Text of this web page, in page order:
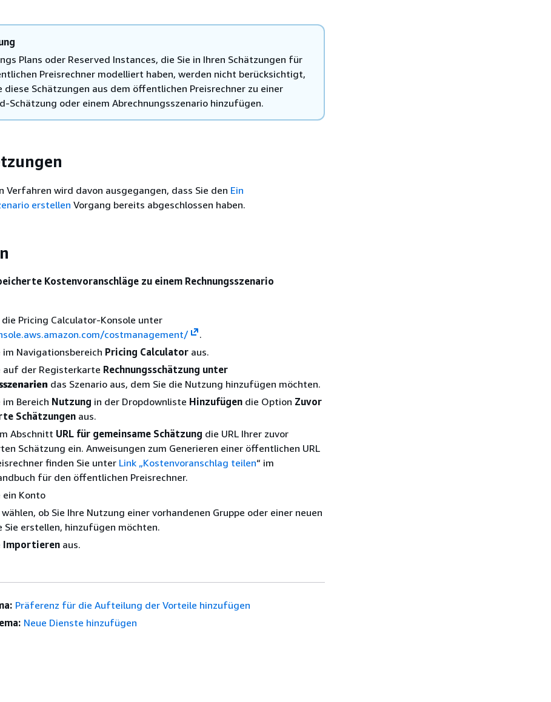
Plans oder Reserved Instances, die Sie in Ihren Schätzungen für
Preisrechner modelliert haben, werden nicht berücksichtigt,
diese Schätzungen aus dem öffentlichen Preisrechner zu einer
Schätzung oder einem Abrechnungsszenario hinzufügen.
Verfahren wird davon ausgegangen, dass Sie den Ein
erstellen Vorgang bereits abgeschlossen haben.
Kostenvoranschläge zu einem Rechnungsszenario
Pricing Calculator-Konsole unter
costmanagement/
.
im Navigationsbereich Pricing Calculator aus.
auf der Registerkarte Rechnungsschätzung unter
das Szenario aus, dem Sie die Nutzung hinzufügen möchten.
im Bereich Nutzung in der Dropdownliste Hinzufügen die Option Zuvor
Schätzungen aus.
Abschnitt URL für gemeinsame Schätzung die URL Ihrer zuvor
Schätzung ein. Anweisungen zum Generieren einer öffentlichen URL
finden Sie unter Link „Kostenvoranschlag teilen“ im
für den öffentlichen Preisrechner.
ein Konto
wählen, ob Sie Ihre Nutzung einer vorhandenen Gruppe oder einer neuen
Sie erstellen, hinzufügen möchten.
Importieren aus.
Präferenz für die Aufteilung der Vorteile hinzufügen
Neue Dienste hinzufügen